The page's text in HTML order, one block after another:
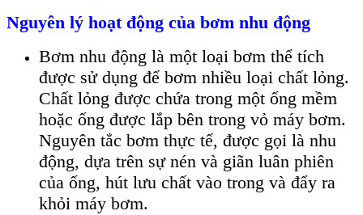
Nguyên lý hoạt động của bơm nhu động
Bơm nhu động là một loại bơm thể tích
được sử dụng để bơm nhiều loại chất lỏng.
Chất lỏng được chứa trong một ống mềm
hoặc ống được lắp bên trong vỏ máy bơm.
Nguyên tắc bơm thực tế, được gọi là nhu
động, dựa trên sự nén và giãn luân phiên
của ống, hút lưu chất vào trong và đẩy ra
khỏi máy bơm.